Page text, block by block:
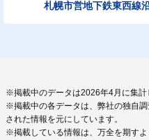
札幌市営地下鉄東西線
※掲載中のデータは2026年4月に集計
※掲載中の各データは、弊社の独自
された情報を元にしています。
※掲載している情報は、万全を期す